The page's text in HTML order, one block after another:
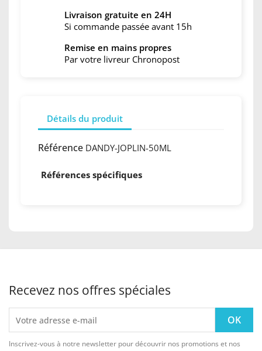
Livraison gratuite en 24H
Si commande passée avant 15h
Remise en mains propres
Par votre livreur Chronopost
Détails du produit
Référence DANDY-JOPLIN-50ML
Références spécifiques
Recevez nos offres spéciales
Inscrivez-vous à notre newsletter pour découvrir nos promotions et nos